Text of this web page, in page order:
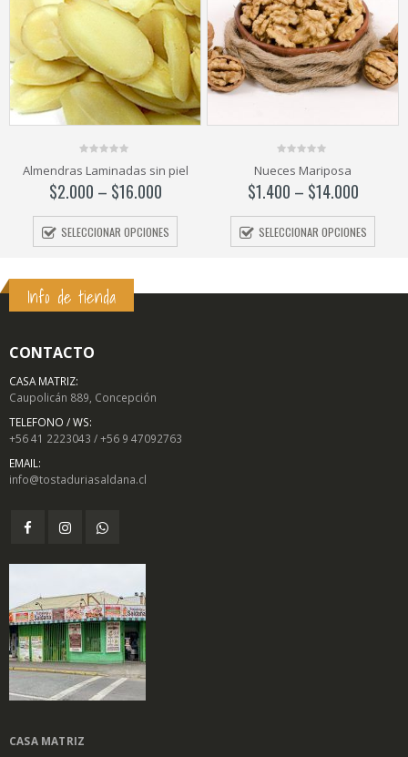
out
of
Almendras Laminadas sin piel
$2.000 – $16.000
SELECCIONAR OPCIONES
out
of
Nueces Mariposa
$1.400 – $14.000
SELECCIONAR OPCIONES
Info de tienda
CONTACTO
CASA MATRIZ:
Caupolicán 889, Concepción
TELEFONO / WS:
+56 41 2223043 / +56 9 47092763
EMAIL:
info@tostaduriasaldana.cl
CASA MATRIZ